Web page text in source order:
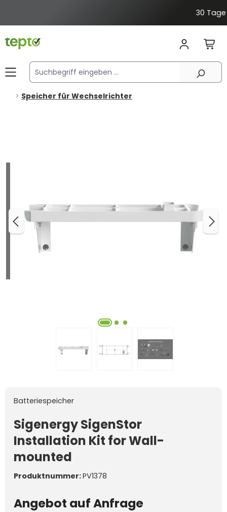
Speicher für Wechselrichter
Batteriespeicher
Sigenergy SigenStor
Installation Kit for Wall-
mounted
Produktnummer:PV1378
Angebot auf Anfrage